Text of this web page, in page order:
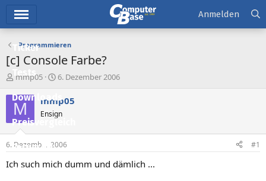
Ticker
Tests
Downloads
Preisvergleich
Forum
Aktuelles
Anmelden
Programmieren
[c] Console Farbe?
E
s
t
e
l
e
r
mmp05
E
s
t
e
l
t
a
6. Dezember 2006
M mmp05
Ensign
6. Dezember 2006 #1
Ich such mich dumm und dämlich ...